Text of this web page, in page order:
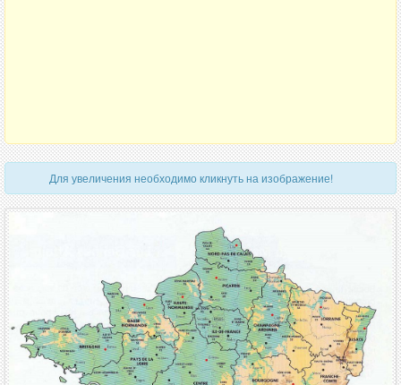
Для увеличения необходимо кликнуть на изображение!